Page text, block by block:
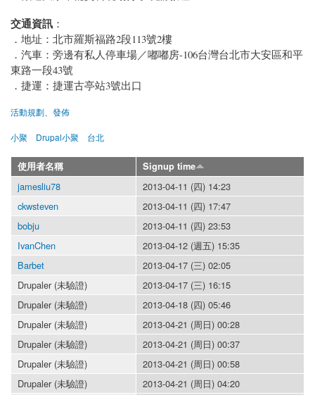
交通資訊 ：
．地址：北市羅斯福路2段113號2樓
．汽車：旁邊有私人停車場／嘟嘟房-106台灣台北市大安區和平
東路一段43號
．捷運：捷運古亭站3號出口
活動規劃、發佈
小聚 Drupal小聚 台北
使用者名稱 Signup time
jamesliu78
2013-04-11 (四) 14:23
ckwsteven
2013-04-11 (四) 17:47
bobju
2013-04-11 (四) 23:53
IvanChen
2013-04-12 (週五) 15:35
Barbet
2013-04-17 (三) 02:05
Drupaler (未驗證)
2013-04-17 (三) 16:15
Drupaler (未驗證)
2013-04-18 (四) 05:46
Drupaler (未驗證)
2013-04-21 (周日) 00:28
Drupaler (未驗證)
2013-04-21 (周日) 00:37
Drupaler (未驗證)
2013-04-21 (周日) 00:58
Drupaler (未驗證)
2013-04-21 (周日) 04:20